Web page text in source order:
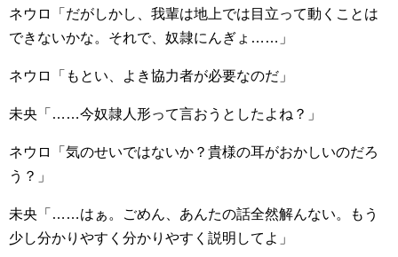
ネウロ「だがしかし、我輩は地上では目立って動くことは
できないかな。それで、奴隷にんぎょ……」
ネウロ「もとい、よき協力者が必要なのだ」
未央「……今奴隷人形って言おうとしたよね？」
ネウロ「気のせいではないか？貴様の耳がおかしいのだろ
う？」
未央「……はぁ。ごめん、あんたの話全然解んない。もう
少し分かりやすく分かりやすく説明してよ」